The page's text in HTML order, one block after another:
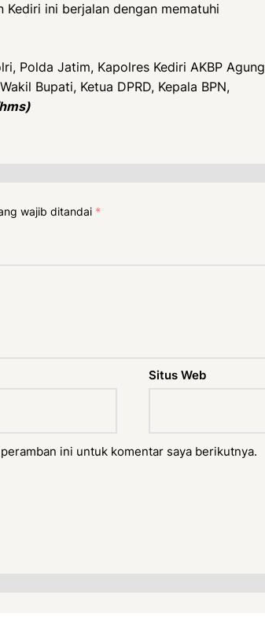
ini berjalan dengan mematuhi
Polda Jatim, Kapolres Kediri AKBP Agung
Bupati, Ketua DPRD, Kepala BPN,
wajib ditandai *
Situs Web
ini untuk komentar saya berikutnya.